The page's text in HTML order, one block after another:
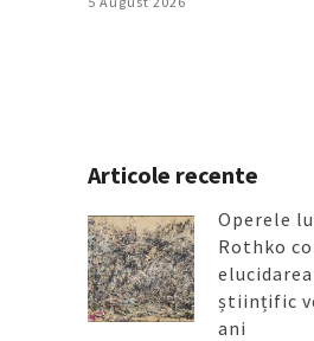
Articole recente
Operele
Rothko
științific
ani